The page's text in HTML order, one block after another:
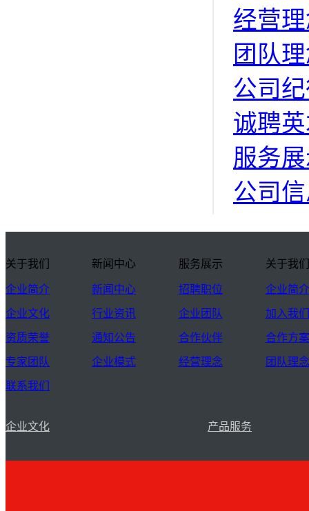
经营
团队
公司
诚聘
服务
公司
关于我们
企业简介
企业文化
资质荣誉
专家团队
联系我们
新闻中心
新闻中心
行业资讯
通知公告
企业模式
服务展示
招聘职位
企业团队
合作伙伴
经营理念
关于我们
企业简介
加入我们
合作方案
团队理念
企业文化 产品服务